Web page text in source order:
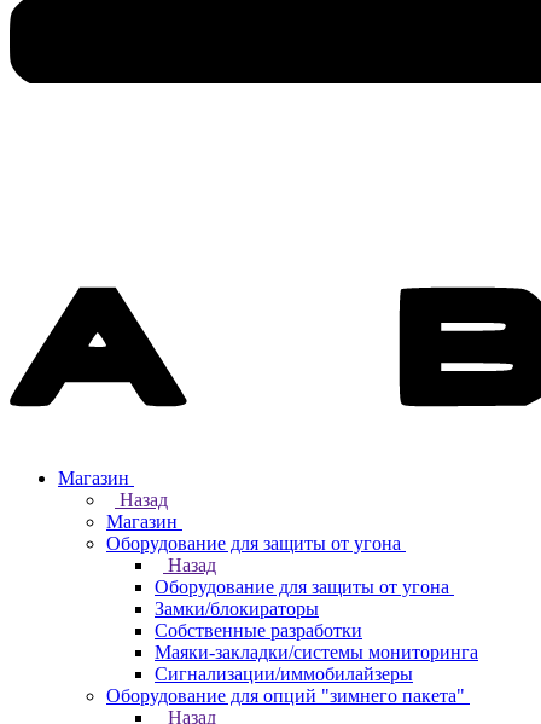
Магазин
Назад
Магазин
Оборудование для защиты от угона
Назад
Оборудование для защиты от угона
Замки/блокираторы
Собственные разработки
Маяки-закладки/системы мониторинга
Сигнализации/иммобилайзеры
Оборудование для опций "зимнего пакета"
Назад